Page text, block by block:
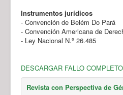
Instrumentos jurídicos
- Convención de Belém Do Pará
- Convención Americana de
- Ley Nacional N.º 26.485
DESCARGAR FALLO COMPLETO
Revista con Perspectiva de